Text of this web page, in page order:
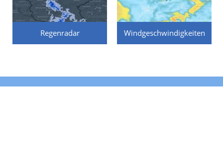
Regenradar Windgeschwindigkeiten